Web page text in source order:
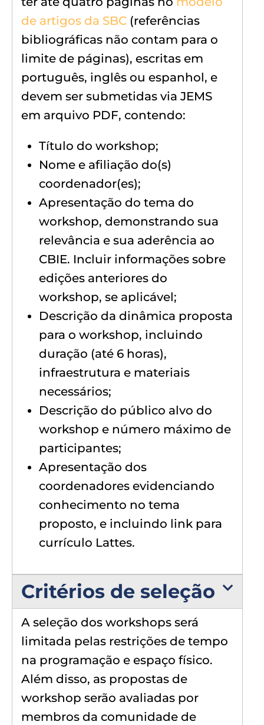
de artigos da SBC (referências
bibliográficas não contam para o
limite de páginas), escritas em
português, inglês ou espanhol, e
devem ser submetidas via JEMS
em arquivo PDF, contendo:
Título do workshop;
Nome e afiliação do(s)
coordenador(es);
Apresentação do tema do
workshop, demonstrando sua
relevância e sua aderência ao
CBIE. Incluir informações sobre
edições anteriores do
workshop, se aplicável;
Descrição da dinâmica proposta
para o workshop, incluindo
duração (até 6 horas),
infraestrutura e materiais
necessários;
Descrição do público alvo do
workshop e número máximo de
participantes;
Apresentação dos
coordenadores evidenciando
conhecimento no tema
proposto, e incluindo link para
currículo Lattes.
Critérios de seleção
A seleção dos workshops será
limitada pelas restrições de tempo
na programação e espaço físico.
Além disso, as propostas de
workshop serão avaliadas por
membros da comunidade de